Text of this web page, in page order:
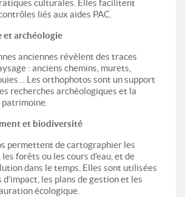
culturales. Elles facilitent
liés aux aides PAC.
et archéologie
anciennes révèlent des traces
: anciens chemins, murets,
Les orthophotos sont un support
recherches archéologiques et la
et biodiversité
permettent de cartographier les
forêts ou les cours d’eau, et de
dans le temps. Elles sont utilisées
d’impact, les plans de gestion et les
écologique.